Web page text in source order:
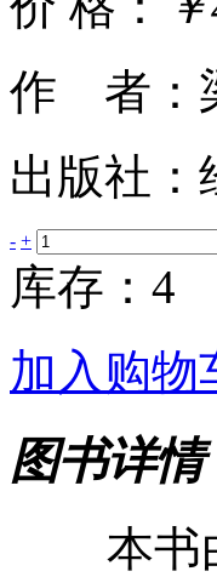
作 者：
出版社：
- +
库存：4
加入购物
图书详情
本书由